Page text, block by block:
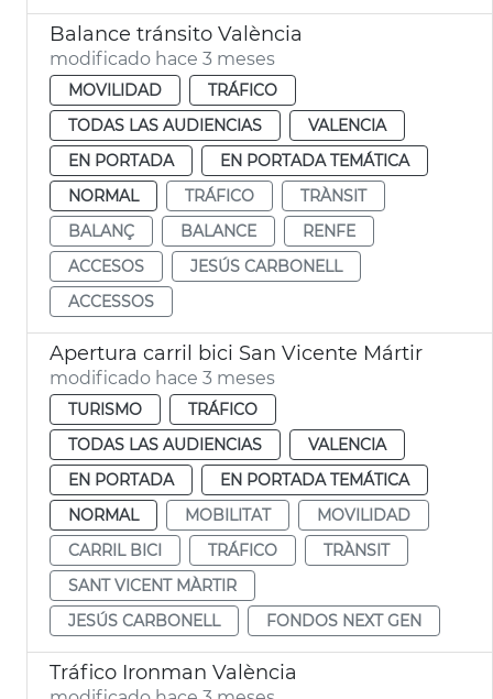
Balance tránsito València
modificado hace 3 meses
MOVILIDAD
TRÁFICO
TODAS LAS AUDIENCIAS
VALENCIA
EN PORTADA
EN PORTADA TEMÁTICA
NORMAL
TRÁFICO
TRÀNSIT
BALANÇ
BALANCE
RENFE
ACCESOS
JESÚS CARBONELL
ACCESSOS
Apertura carril bici San Vicente Mártir
modificado hace 3 meses
TURISMO
TRÁFICO
TODAS LAS AUDIENCIAS
VALENCIA
EN PORTADA
EN PORTADA TEMÁTICA
NORMAL
MOBILITAT
MOVILIDAD
CARRIL BICI
TRÁFICO
TRÀNSIT
SANT VICENT MÀRTIR
JESÚS CARBONELL
FONDOS NEXT GEN
Tráfico Ironman València